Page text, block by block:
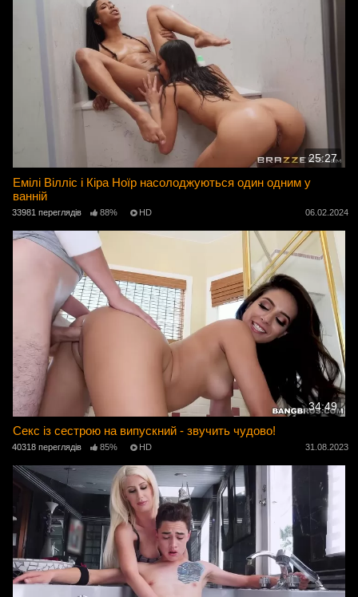
25:27
Емілі Вілліс і Кіра Ноїр насолоджуються один одним у
ванній
33981 переглядів 88% HD 06.02.2024
34:49
Секс із сестрою на випускний - звучить чудово!
40318 переглядів 85% HD 31.08.2023